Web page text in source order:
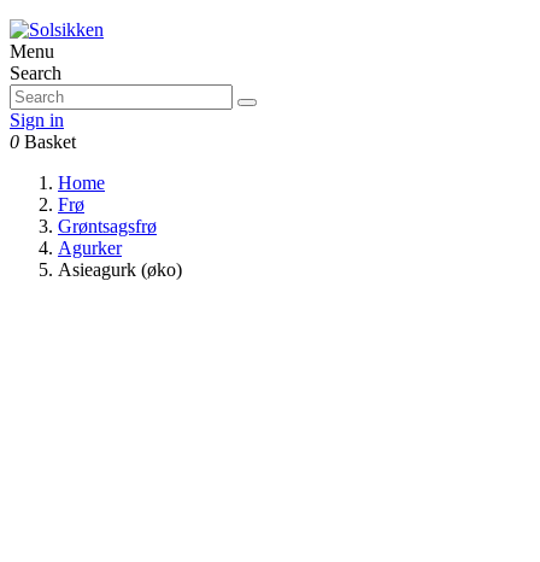
Menu
Search
Sign in
0 Basket
Home
Frø
Grøntsagsfrø
Agurker
Asieagurk (øko)